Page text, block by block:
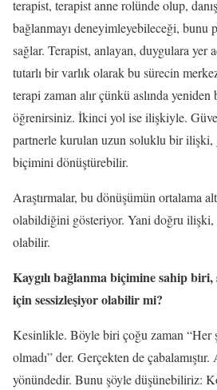
terapist, terapist anne rolünde olup,
bağlanmayı deneyimleyebileceği, bunu
sağlar. Terapist, anlayan, duygulara yer
tutarlı bir varlık olarak bu sürecin
terapi zaman alır çünkü aslında yeniden
öğrenirsiniz. İkinci yol ise ilişkiyle.
partnerle kurulan uzun soluklu bir ilişki,
biçimini dönüştürebilir.
Araştırmalar, bu dönüşümün ortalama
olabildiğini gösteriyor. Yani doğru
olabilir.
Kaygılı bağlanma biçimine sahip
için sessizleşiyor olabilir mi?
Kesinlikle. Böyle biri çoğu zaman “Her
olmadı” der. Gerçekten de
yönündedir. Bunu şöyle düşünebiliriz: